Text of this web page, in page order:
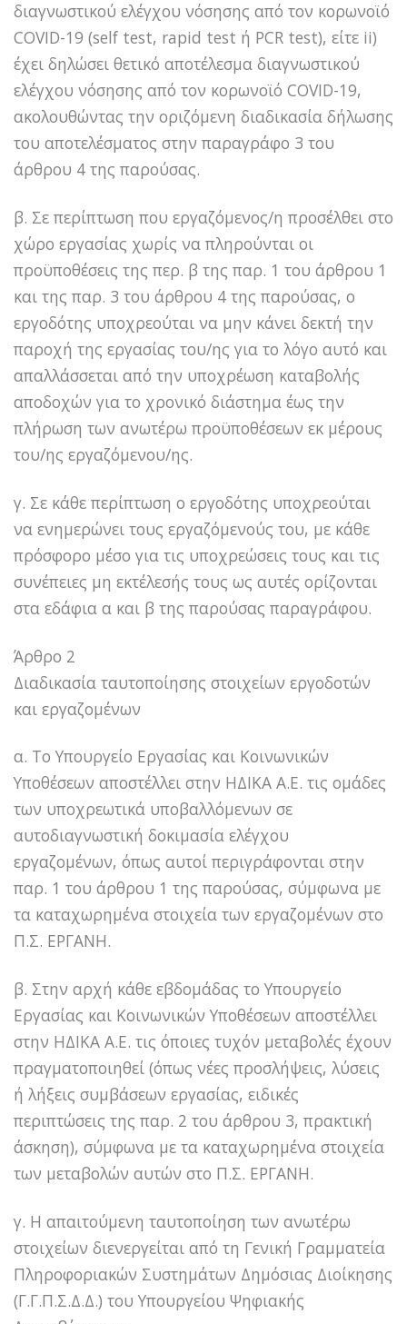
διαγνωστικού ελέγχου νόσησης από τον κορωνοϊό
COVID-19 (self test, rapid test ή PCR test), είτε ii)
έχει δηλώσει θετικό αποτέλεσμα διαγνωστικού
ελέγχου νόσησης από τον κορωνοϊό COVID-19,
ακολουθώντας την οριζόμενη διαδικασία δήλωσης
του αποτελέσματος στην παραγράφο 3 του
άρθρου 4 της παρούσας.
β. Σε περίπτωση που εργαζόμενος/η προσέλθει στο
χώρο εργασίας χωρίς να πληρούνται οι
προϋποθέσεις της περ. β της παρ. 1 του άρθρου 1
και της παρ. 3 του άρθρου 4 της παρούσας, ο
εργοδότης υποχρεούται να μην κάνει δεκτή την
παροχή της εργασίας του/ης για το λόγο αυτό και
απαλλάσσεται από την υποχρέωση καταβολής
αποδοχών για το χρονικό διάστημα έως την
πλήρωση των ανωτέρω προϋποθέσεων εκ μέρους
του/ης εργαζόμενου/ης.
γ. Σε κάθε περίπτωση ο εργοδότης υποχρεούται
να ενημερώνει τους εργαζόμενούς του, με κάθε
πρόσφορο μέσο για τις υποχρεώσεις τους και τις
συνέπειες μη εκτέλεσής τους ως αυτές ορίζονται
στα εδάφια α και β της παρούσας παραγράφου.
Άρθρο 2
Διαδικασία ταυτοποίησης στοιχείων εργοδοτών
και εργαζομένων
α. Το Υπουργείο Εργασίας και Κοινωνικών
Υποθέσεων αποστέλλει στην ΗΔΙΚΑ Α.Ε. τις ομάδες
των υποχρεωτικά υποβαλλόμενων σε
αυτοδιαγνωστική δοκιμασία ελέγχου
εργαζομένων, όπως αυτοί περιγράφονται στην
παρ. 1 του άρθρου 1 της παρούσας, σύμφωνα με
τα καταχωρημένα στοιχεία των εργαζομένων στο
Π.Σ. ΕΡΓΑΝΗ.
β. Στην αρχή κάθε εβδομάδας το Υπουργείο
Εργασίας και Κοινωνικών Υποθέσεων αποστέλλει
στην ΗΔΙΚΑ Α.Ε. τις όποιες τυχόν μεταβολές έχουν
πραγματοποιηθεί (όπως νέες προσλήψεις, λύσεις
ή λήξεις συμβάσεων εργασίας, ειδικές
περιπτώσεις της παρ. 2 του άρθρου 3, πρακτική
άσκηση), σύμφωνα με τα καταχωρημένα στοιχεία
των μεταβολών αυτών στο Π.Σ. ΕΡΓΑΝΗ.
γ. Η απαιτούμενη ταυτοποίηση των ανωτέρω
στοιχείων διενεργείται από τη Γενική Γραμματεία
Πληροφοριακών Συστημάτων Δημόσιας Διοίκησης
(Γ.Γ.Π.Σ.Δ.Δ.) του Υπουργείου Ψηφιακής